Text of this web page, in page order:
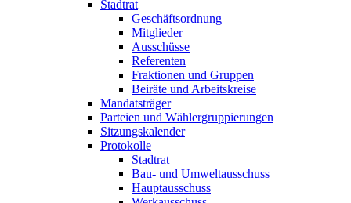
Stadtrat
Geschäftsordnung
Mitglieder
Ausschüsse
Referenten
Fraktionen und Gruppen
Beiräte und Arbeitskreise
Mandatsträger
Parteien und Wählergruppierungen
Sitzungskalender
Protokolle
Stadtrat
Bau- und Umweltausschuss
Hauptausschuss